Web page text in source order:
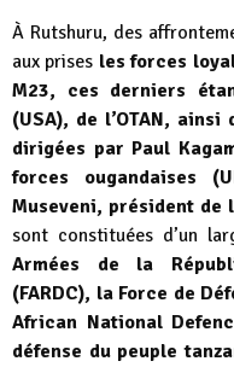
À Rutshuru, des
aux prises les forces
M23, ces derniers
(USA), de l’OTAN,
dirigées par Paul
forces ougandaises
Museveni, président de
sont constituées d’un
Armées de la
(FARDC), la Force de
African National
défense du peuple